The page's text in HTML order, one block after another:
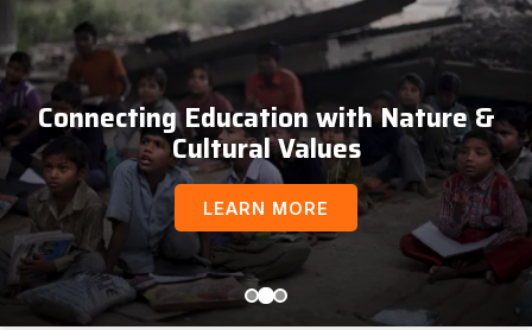
Connecting Education with Nature &
Cultural Values
LEARN MORE